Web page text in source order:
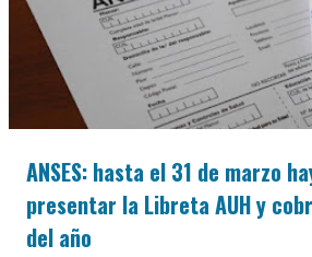
ANSES: hasta el 31 de marzo
presentar la Libreta AUH y
del año